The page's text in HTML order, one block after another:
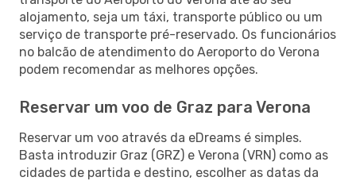
alojamento, seja um táxi, transporte público ou um
serviço de transporte pré-reservado. Os funcionários
no balcão de atendimento do Aeroporto do Verona
podem recomendar as melhores opções.
Reservar um voo de Graz para Verona
Reservar um voo através da eDreams é simples.
Basta introduzir Graz (GRZ) e Verona (VRN) como as
cidades de partida e destino, escolher as datas da